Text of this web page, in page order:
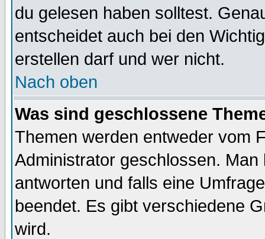
du gelesen haben solltest.
entscheidet auch bei den
erstellen darf und wer nicht.
Nach oben
Was sind geschlossene
Themen werden entweder vom
Administrator geschlossen.
antworten und falls eine
beendet. Es gibt verschiedene
wird.